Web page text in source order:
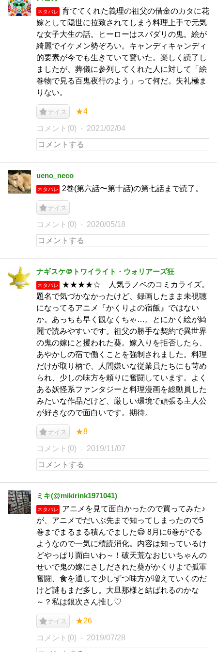
ネタバレ
育ててくれた義理の祖父の借金のカタに花
嫁として隠世に拉致されてしまう料理上手で元気
な女子大生の話。ヒーローはスパダリの鬼。絵が
綺麗でイケメン勢ぞろい。キャンディキャンディ
的要素が今でも生きていて驚いた。楽しく読了し
ましたが、葬儀に参列してくれた人に対して「絵
巻物で見る百鬼夜行のよう」って何だ。失礼極ま
りない。
ナイス ★4
コメント(0) 2021/02/04
ueno_neco
ネタバレ 2巻(第六話〜第十話)の第七話まで読了。
ナイス
コメント(0) 2020/05/18
ナギスケ＠トワイライト・ウォリアーズ狂
ネタバレ
★★★★☆ 人気ラノベのコミカライズ。
題名で気づかなかったけど、録画したまま未視聴
になってるアニメ『かくりよの宿飯』ではない
か。あっちも早く観なくちゃ…。とにかく絵が綺
麗で読みやすいです。祖父の勝手な契約で異世界
の鬼の嫁にと攫われた葵。嫁入りを拒否したら、
あやかしの宿で働くことを強制されました。料理
だけが取り柄で、人間嫌いな従業員たちにも苛め
られ、少しの味方を頼りに奮闘しています。よく
ある妖怪系ファンタジーと料理漫画を総動員した
みたいな作品だけど、厳しい環境で頑張る主人公
が好きなので面白いです。期待。
ナイス ★8
コメント(0) 2019/11/07
ミキ(@mikirink1971041)
ネタバレ
アニメを見て面白かったので買ってみた♪
が、アニメでだいぶ先まで知ってしまったので5
巻までまるまる積んでました😅 8月に6巻がでる
ようなので一気に積読消化。内容は知っているけ
どやっぱり面白いわ～！破天荒なおじいちゃんの
せいで鬼の嫁にさしだされた葵がかくりよで孤軍
奮闘、食を通して少しずつ味方が増えていくのだ
けど謎もまだ多し。大旦那様と結ばれるのかな
～？私は銀次さん推し♡
ナイス ★26
コメント(0) 2019/07/28